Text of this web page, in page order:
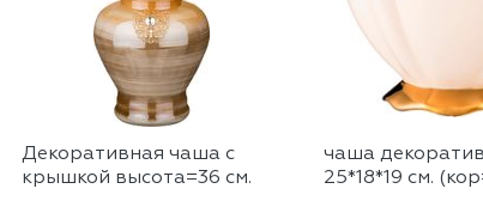
Декоративная чаша с
крышкой высота=36 см.
чаша
25*18*19 см.